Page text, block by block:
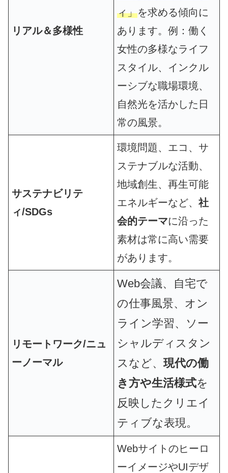
リアル＆多様性
ィ」を求める傾向に
あります。例：働く
女性の多様なライフ
スタイル、インクル
ーシブな職場環境、
自然光を活かした日
常の風景。
サステナビリテ
ィ/SDGs
環境問題、エコ、サ
ステナブルな活動、
地域創生、再生可能
エネルギーなど、社
会的テーマに沿った
素材は常に高い需要
があります。
リモートワーク/ニュ
ーノーマル
Web会議、自宅で
の仕事風景、オン
ライン学習、ソー
シャルディスタン
スなど、現代の働
き方や生活様式を
反映したクリエイ
ティブな表現。
Webサイトのヒーロ
ーイメージやUIデザ